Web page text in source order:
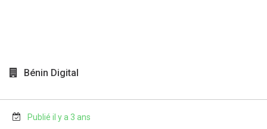
Bénin Digital
Publié il y a 3 ans